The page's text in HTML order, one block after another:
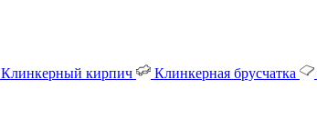
Клинкерный кирпич Клинкерная брусчатка